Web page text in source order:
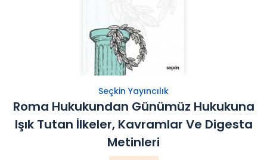
Seçkin Yayıncılık
Roma Hukukundan Günümüz Hukukuna
Işık Tutan İlkeler, Kavramlar Ve Digesta
Metinleri